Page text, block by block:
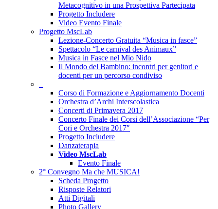
Metacognitivo in una Prospettiva Partecipata
Progetto Includere
Video Evento Finale
Progetto MscLab
Lezione-Concerto Gratuita “Musica in fasce”
Spettacolo “Le carnival des Animaux”
Musica in Fasce nel Mio Nido
Il Mondo del Bambino: incontri per genitori e
docenti per un percorso condiviso
–
Corso di Formazione e Aggiornamento Docenti
Orchestra d’Archi Interscolastica
Concerti di Primavera 2017
Concerto Finale dei Corsi dell’Associazione “Per
Cori e Orchestra 2017″
Progetto Includere
Danzaterapia
Video MscLab
Evento Finale
2° Convegno Ma che MUSICA!
Scheda Progetto
Risposte Relatori
Atti Digitali
Photo Gallery